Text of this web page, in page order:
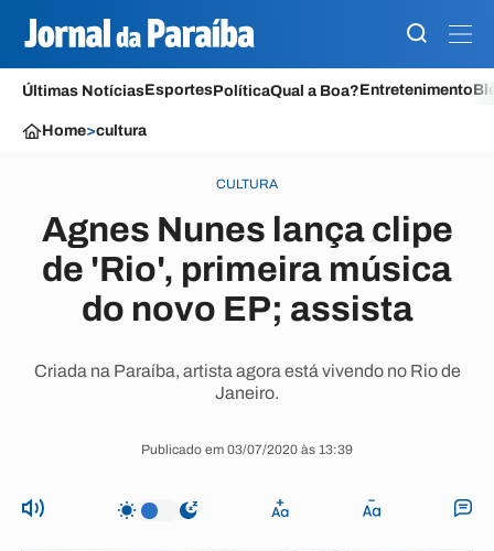
Últimas NotíciasEsportesPolíticaQual a Boa?Entretenimento
Home>cultura
CULTURA
Agnes Nunes lança clipe
de 'Rio', primeira música
do novo EP; assista
Criada na Paraíba, artista agora está vivendo no Rio de
Janeiro.
Publicado em 03/07/2020 às 13:39